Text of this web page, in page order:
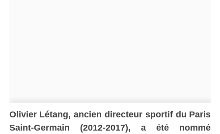
Olivier Létang, ancien directeur sportif du Paris
Saint-Germain (2012-2017), a été nommé